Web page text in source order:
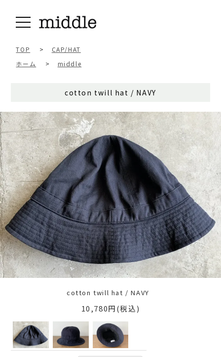
TOP >
CAP/HAT
ホーム
> middle
cotton twill hat / NAVY
cotton twill hat / NAVY
10,780円(税込)